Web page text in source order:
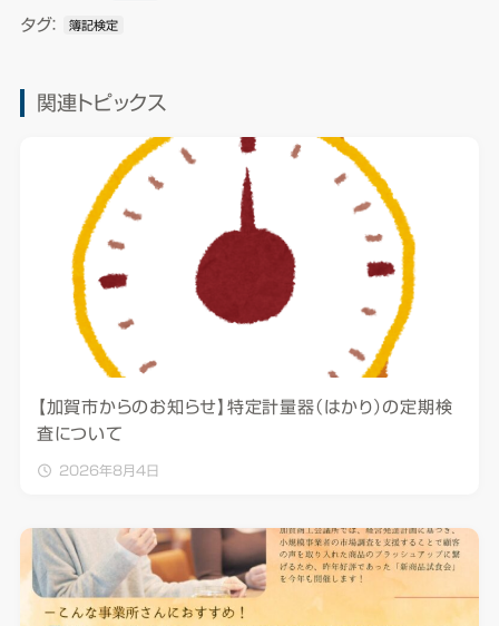
タグ： 簿記検定
関連トピックス
【加賀市からのお知らせ】特定計量器（はかり）の定期検
査について
2026年8月4日